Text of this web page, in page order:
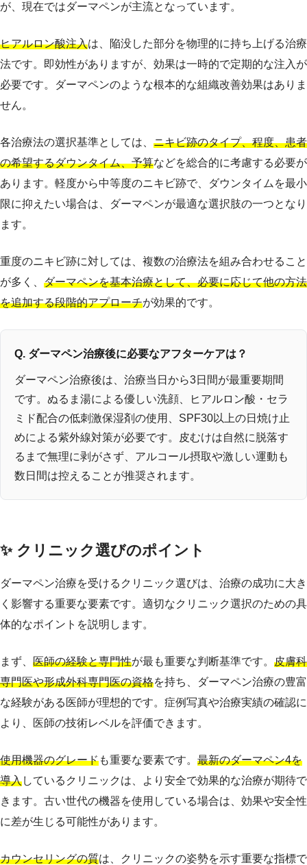
が、現在ではダーマペンが主流となっています。
ヒアルロン酸注入は、陥没した部分を物理的に持ち上げる治療
法です。即効性がありますが、効果は一時的で定期的な注入が
必要です。ダーマペンのような根本的な組織改善効果はありま
せん。
各治療法の選択基準としては、 ニキビ跡のタイプ、程度、患者
の希望するダウンタイム、予算などを総合的に考慮する必要が
あります。軽度から中等度のニキビ跡で、ダウンタイムを最小
限に抑えたい場合は、ダーマペンが最適な選択肢の一つとなり
ます。
重度のニキビ跡に対しては、複数の治療法を組み合わせること
が多く、 ダーマペンを基本治療として、必要に応じて他の方法
を追加する段階的アプローチが効果的です。
Q. ダーマペン治療後に必要なアフターケアは？
ダーマペン治療後は、治療当日から3日間が最重要期間
です。ぬるま湯による優しい洗顔、ヒアルロン酸・セラ
ミド配合の低刺激保湿剤の使用、SPF30以上の日焼け止
めによる紫外線対策が必要です。皮むけは自然に脱落す
るまで無理に剥がさず、アルコール摂取や激しい運動も
数日間は控えることが推奨されます。
✨ クリニック選びのポイント
ダーマペン治療を受けるクリニック選びは、治療の成功に大き
く影響する重要な要素です。適切なクリニック選択のための具
体的なポイントを説明します。
まず、 医師の経験と専門性が最も重要な判断基準です。 皮膚科
専門医や形成外科専門医の資格を持ち、ダーマペン治療の豊富
な経験がある医師が理想的です。症例写真や治療実績の確認に
より、医師の技術レベルを評価できます。
使用機器のグレードも重要な要素です。 最新のダーマペン4を
導入しているクリニックは、より安全で効果的な治療が期待で
きます。古い世代の機器を使用している場合は、効果や安全性
に差が生じる可能性があります。
カウンセリングの質は、クリニックの姿勢を示す重要な指標で